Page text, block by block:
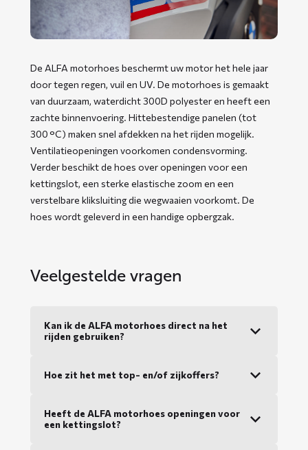
De ALFA motorhoes beschermt uw motor het hele jaar
door tegen regen, vuil en UV. De motorhoes is gemaakt
van duurzaam, waterdicht 300D polyester en heeft een
zachte binnenvoering. Hittebestendige panelen (tot
300 °C) maken snel afdekken na het rijden mogelijk.
Ventilatieopeningen voorkomen condensvorming.
Verder beschikt de hoes over openingen voor een
kettingslot, een sterke elastische zoom en een
verstelbare kliksluiting die wegwaaien voorkomt. De
hoes wordt geleverd in een handige opbergzak.
Veelgestelde vragen
Kan ik de ALFA motorhoes direct na het
rijden gebruiken?
Hoe zit het met top- en/of zijkoffers?
Heeft de ALFA motorhoes openingen voor
een kettingslot?